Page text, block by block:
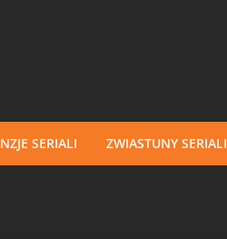
SERIALI ZWIASTUNY SERIALI